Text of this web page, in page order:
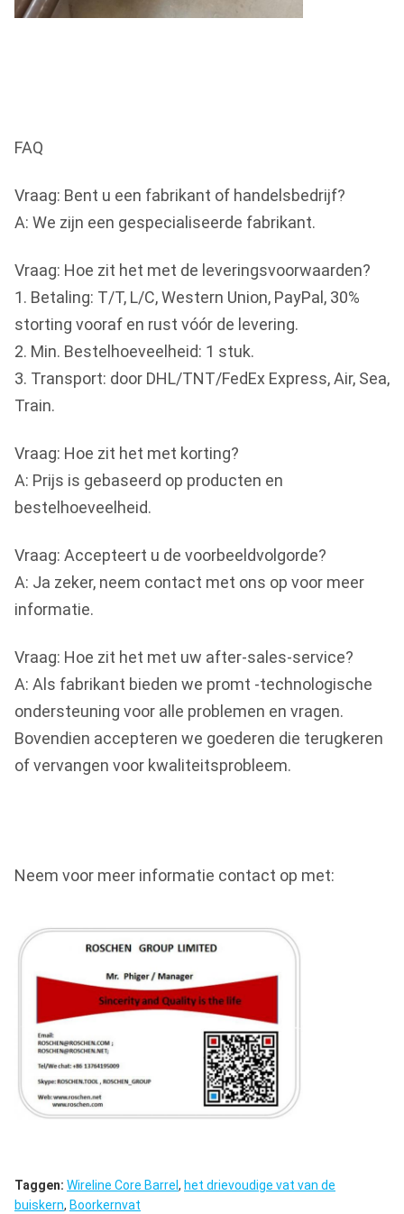
FAQ
Vraag: Bent u een fabrikant of handelsbedrijf?
A: We zijn een gespecialiseerde fabrikant.
Vraag: Hoe zit het met de leveringsvoorwaarden?
1. Betaling: T/T, L/C, Western Union, PayPal, 30%
storting vooraf en rust vóór de levering.
2. Min. Bestelhoeveelheid: 1 stuk.
3. Transport: door DHL/TNT/FedEx Express, Air, Sea,
Train.
Vraag: Hoe zit het met korting?
A: Prijs is gebaseerd op producten en
bestelhoeveelheid.
Vraag: Accepteert u de voorbeeldvolgorde?
A: Ja zeker, neem contact met ons op voor meer
informatie.
Vraag: Hoe zit het met uw after-sales-service?
A: Als fabrikant bieden we promt -technologische
ondersteuning voor alle problemen en vragen.
Bovendien accepteren we goederen die terugkeren
of vervangen voor kwaliteitsprobleem.
Neem voor meer informatie contact op met:
Taggen: Wireline Core Barrel, het drievoudige vat van de
buiskern, Boorkernvat